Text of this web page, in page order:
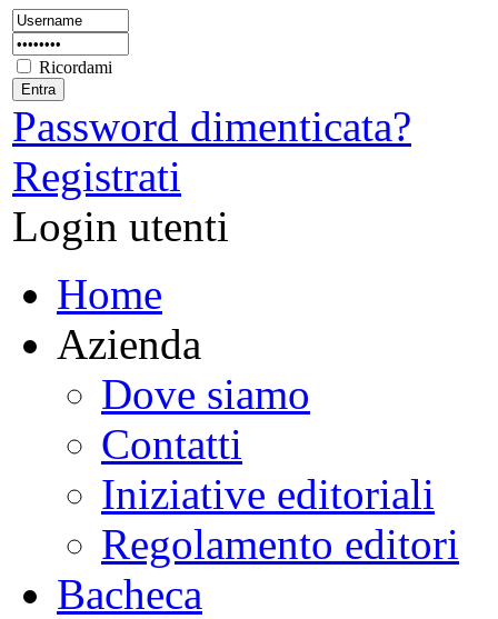
Ricordami
Password dimenticata?
Registrati
Login utenti
Home
Azienda
Dove siamo
Contatti
Iniziative editoriali
Regolamento editori
Bacheca